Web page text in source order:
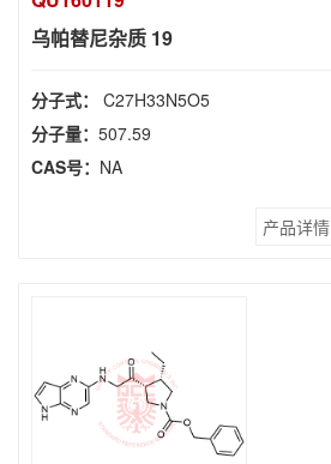
乌帕替尼杂质 19
分子式： C27H33N5O5
分子量： 507.59
CAS号： NA
产品详情